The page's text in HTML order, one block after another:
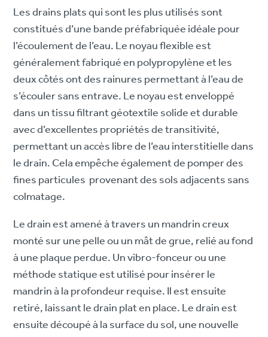
Les drains plats qui sont les plus utilisés sont
constitués d’une bande préfabriquée idéale pour
l’écoulement de l’eau. Le noyau flexible est
généralement fabriqué en polypropylène et les
deux côtés ont des rainures permettant à l’eau de
s’écouler sans entrave. Le noyau est enveloppé
dans un tissu filtrant géotextile solide et durable
avec d’excellentes propriétés de transitivité,
permettant un accès libre de l’eau interstitielle dans
le drain. Cela empêche également de pomper des
fines particules provenant des sols adjacents sans
colmatage.
Le drain est amené à travers un mandrin creux
monté sur une pelle ou un mât de grue, relié au fond
à une plaque perdue. Un vibro-fonceur ou une
méthode statique est utilisé pour insérer le
mandrin à la profondeur requise. Il est ensuite
retiré, laissant le drain plat en place. Le drain est
ensuite découpé à la surface du sol, une nouvelle